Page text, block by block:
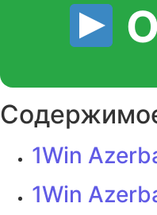
1Win
1Win